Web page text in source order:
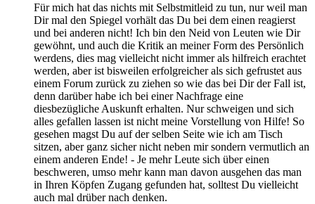
Für mich hat das nichts mit Selbstmitleid zu tun, nur weil man
Dir mal den Spiegel vorhält das Du bei dem einen reagierst
und bei anderen nicht! Ich bin den Neid von Leuten wie Dir
gewöhnt, und auch die Kritik an meiner Form des Persönlich
werdens, dies mag vielleicht nicht immer als hilfreich erachtet
werden, aber ist bisweilen erfolgreicher als sich gefrustet aus
einem Forum zurück zu ziehen so wie das bei Dir der Fall ist,
denn darüber habe ich bei einer Nachfrage eine
diesbezügliche Auskunft erhalten. Nur schweigen und sich
alles gefallen lassen ist nicht meine Vorstellung von Hilfe! So
gesehen magst Du auf der selben Seite wie ich am Tisch
sitzen, aber ganz sicher nicht neben mir sondern vermutlich an
einem anderen Ende! - Je mehr Leute sich über einen
beschweren, umso mehr kann man davon ausgehen das man
in Ihren Köpfen Zugang gefunden hat, solltest Du vielleicht
auch mal drüber nach denken.